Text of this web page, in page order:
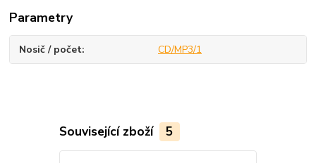
Parametry
Nosič / počet CD/MP3/1
Související zboží 5